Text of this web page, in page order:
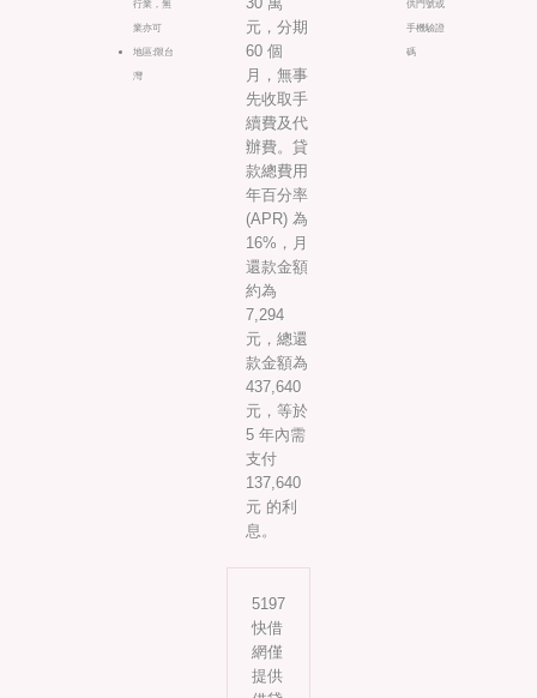
行業，無
業亦可
地區:限台
灣
元，分期
60 個
月，無事
先收取手
續費及代
辦費。貸
款總費用
年百分率
(APR) 為
16%，月
還款金額
約為
7,294
元，總還
款金額為
437,640
元，等於
5 年內需
支付
137,640
元 的利
息。
供門號或
手機驗證
碼
5197
快借
網僅
提供